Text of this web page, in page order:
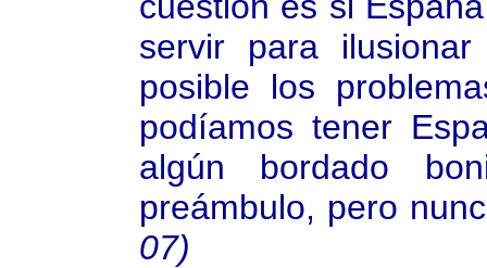
servir para
posible los
podíamos tener
algún bordado
preámbulo, pero
07)